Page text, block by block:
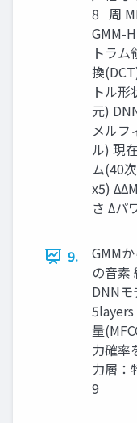
8 周
GMM-
トラ
換
トル形
元)
メルフ
ル) 現
ム(40
x5)
さ Δパ
9.
GMM
の音素
DNN
量
力確率
力層：
9